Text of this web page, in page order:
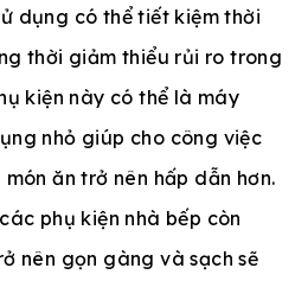
dụng có thể tiết kiệm thời
thời giảm thiểu rủi ro trong
kiện này có thể là máy
nhỏ giúp cho công việc
ăn trở nên hấp dẫn hơn.
phụ kiện nhà bếp còn
nên gọn gàng và sạch sẽ